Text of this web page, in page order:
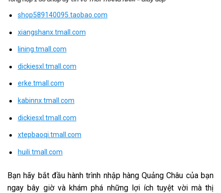
shop589140095.taobao.com
xiangshanx.tmall.com
lining.tmall.com
dickiesxl.tmall.com
erke.tmall.com
kabinnx.tmall.com
dickiesxl.tmall.com
xtepbaoqi.tmall.com
huili.tmall.com
Bạn hãy bắt đầu hành trình nhập hàng Quảng Châu của bạn
ngay bây giờ và khám phá những lợi ích tuyệt vời mà thị